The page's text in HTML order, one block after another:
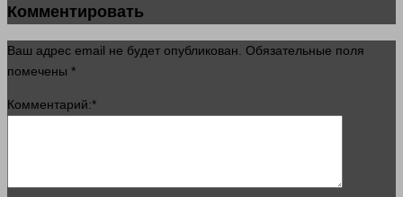
Комментировать
Ваш адрес email не будет опубликован. Обязательные поля
помечены *
Комментарий:*